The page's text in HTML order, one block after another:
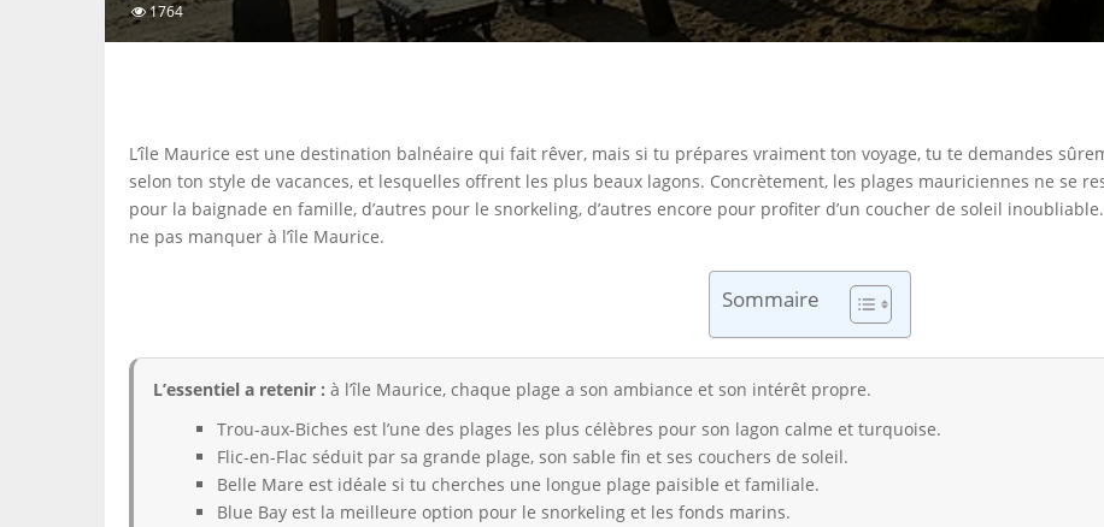
1764
L’île Maurice est une destination balnéaire qui fait rêver, mais si tu prépares vraiment ton voyage, tu te demandes
selon ton style de vacances, et lesquelles offrent les plus beaux lagons. Concrètement, les plages mauriciennes ne se
pour la baignade en famille, d’autres pour le snorkeling, d’autres encore pour profiter d’un coucher de soleil
ne pas manquer à l’île Maurice.
Sommaire
L’essentiel a retenir : à l’île Maurice, chaque plage a son ambiance et son intérêt propre.
Trou-aux-Biches est l’une des plages les plus célèbres pour son lagon calme et turquoise.
Flic-en-Flac séduit par sa grande plage, son sable fin et ses couchers de soleil.
Belle Mare est idéale si tu cherches une longue plage paisible et familiale.
Blue Bay est la meilleure option pour le snorkeling et les fonds marins.